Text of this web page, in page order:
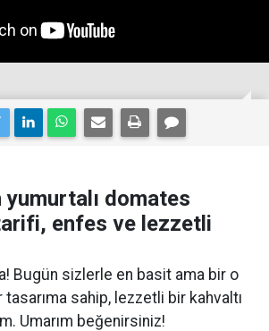
yumurtalı domates
enfes ve lezzetli
Bugün sizlerle en basit ama bir o
sahip, lezzetli bir kahvaltı
Umarım beğenirsiniz!